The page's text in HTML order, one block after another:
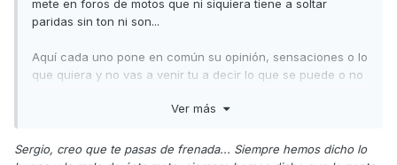
mete en foros de motos que ni siquiera tiene a soltar
paridas sin ton ni son...
Aquí cada uno pone en común su opinión, sensaciones o lo
que quiera y no vas a venir tu a decir lo que se puede o no
Ver más
Sergio, creo que te pasas de frenada... Siempre hemos dicho lo